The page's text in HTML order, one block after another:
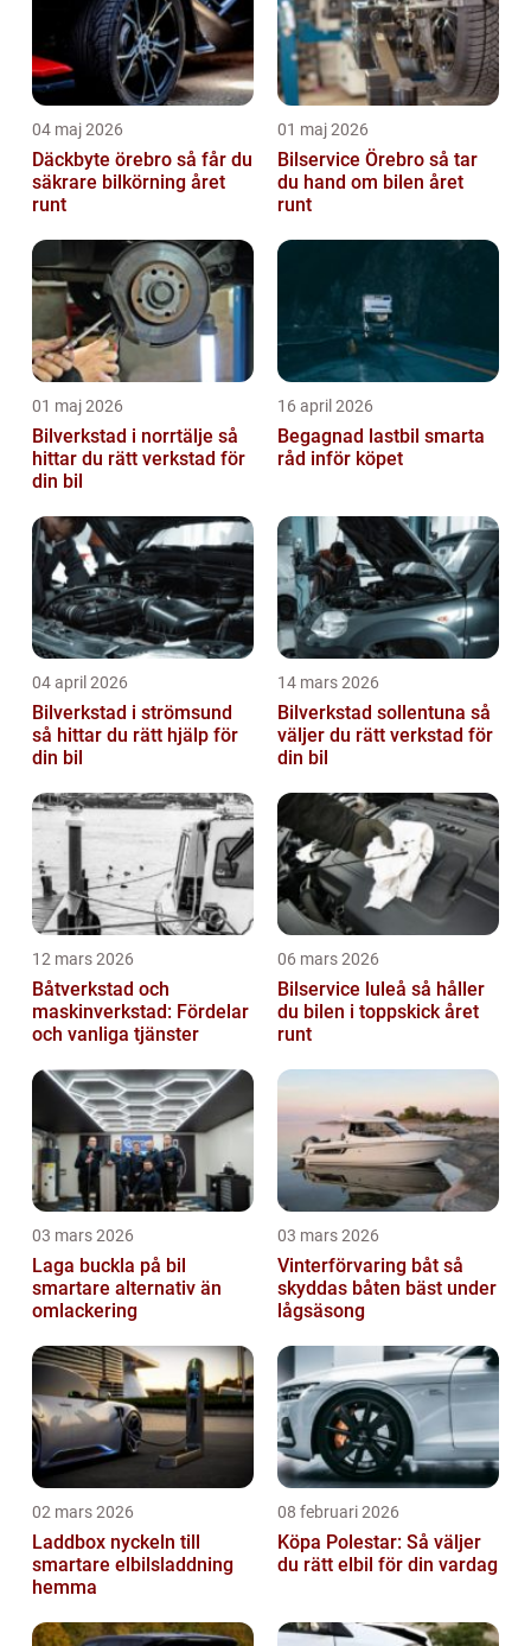
04 maj 2026
Däckbyte örebro så får du
säkrare bilkörning året
runt
01 maj 2026
Bilservice Örebro så tar
du hand om bilen året
runt
01 maj 2026
Bilverkstad i norrtälje så
hittar du rätt verkstad för
din bil
16 april 2026
Begagnad lastbil smarta
råd inför köpet
04 april 2026
Bilverkstad i strömsund
så hittar du rätt hjälp för
din bil
14 mars 2026
Bilverkstad sollentuna så
väljer du rätt verkstad för
din bil
12 mars 2026
Båtverkstad och
maskinverkstad: Fördelar
och vanliga tjänster
06 mars 2026
Bilservice luleå så håller
du bilen i toppskick året
runt
03 mars 2026
Laga buckla på bil
smartare alternativ än
omlackering
03 mars 2026
Vinterförvaring båt så
skyddas båten bäst under
lågsäsong
02 mars 2026
Laddbox nyckeln till
smartare elbilsladdning
hemma
08 februari 2026
Köpa Polestar: Så väljer
du rätt elbil för din vardag